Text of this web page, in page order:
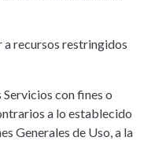
recursos restringidos
con fines o
a lo establecido
Generales de Uso, a la